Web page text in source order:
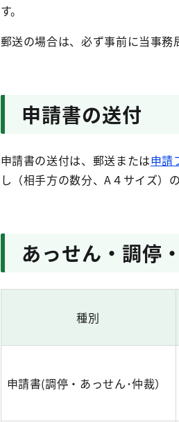
す。
郵送の場合は、必ず事前に当事務
申請書の送付
申請書の送付は、郵送または申請
し（相手方の数分、A４サイズ）
あっせん・調停
種別
申請書(調停・あっせん･仲裁）